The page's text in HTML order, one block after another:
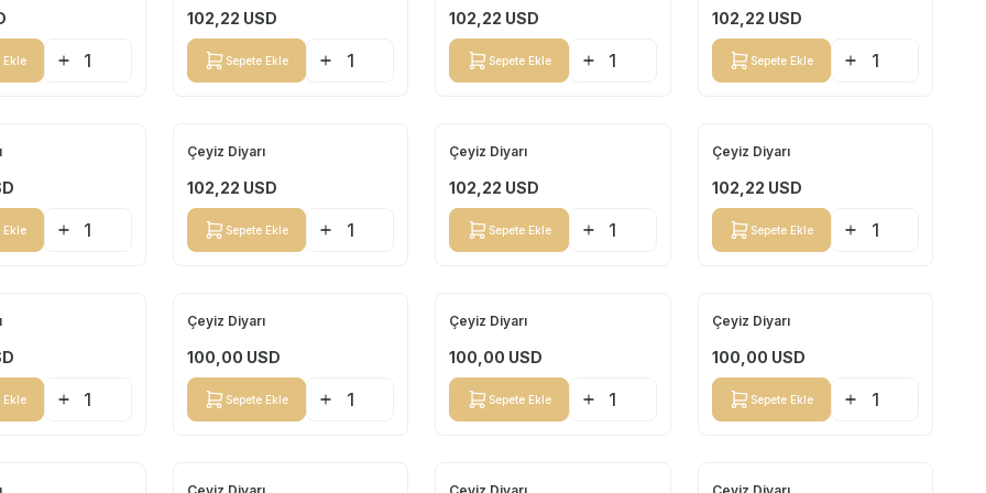
Ekle
102,22 USD
Sepete Ekle
102,22 USD
Sepete Ekle
102,22 USD
Sepete Ekle
Ekle
Yeni
Çeyiz Diyarı
102,22 USD
Sepete Ekle
Yeni
Çeyiz Diyarı
102,22 USD
Sepete Ekle
Yeni
Çeyiz Diyarı
102,22 USD
Sepete Ekle
Ekle
Yeni
Çeyiz Diyarı
100,00 USD
Sepete Ekle
Yeni
Çeyiz Diyarı
100,00 USD
Sepete Ekle
Yeni
Çeyiz Diyarı
100,00 USD
Sepete Ekle